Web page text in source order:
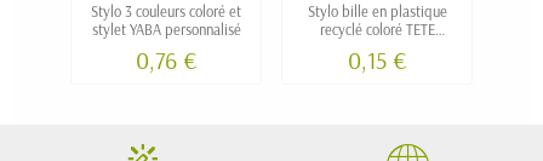
Stylo 3 couleurs coloré et
stylet YABA personnalisé
0,76 €
Stylo bille en plastique
recyclé coloré TETE
0,15 €